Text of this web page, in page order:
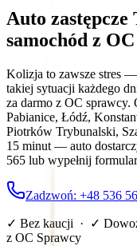
Auto zastępcze
samochód z
Kolizja to zawsze stres
takiej sytuacji każdego
za darmo z OC
Pabianice, Łódź,
Piotrków Trybunalski,
15 minut — auto
565 lub wypełnij
Zadzwoń: +48 536
✓ Bez kaucji · ✓
z OC Sprawcy